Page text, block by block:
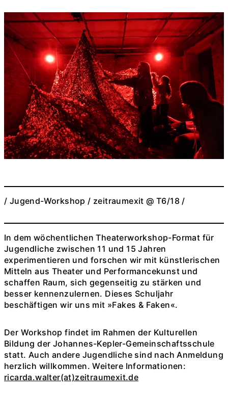
/ Jugend-Workshop / zeitraumexit @ T6/18 /
In dem wöchentlichen Theaterworkshop-Format für
Jugendliche zwischen 11 und 15 Jahren
experimentieren und forschen wir mit künstlerischen
Mitteln aus Theater und Performancekunst und
schaffen Raum, sich gegenseitig zu stärken und
besser kennenzulernen. Dieses Schuljahr
beschäftigen wir uns mit »Fakes & Faken«.
Der Workshop findet im Rahmen der Kulturellen
Bildung der Johannes-Kepler-Gemeinschaftsschule
statt. Auch andere Jugendliche sind nach Anmeldung
herzlich willkommen. Weitere Informationen:
ricarda.walter(at)zeitraumexit.de